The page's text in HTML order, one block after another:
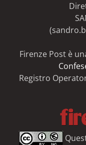
Firenze Post è
Registro